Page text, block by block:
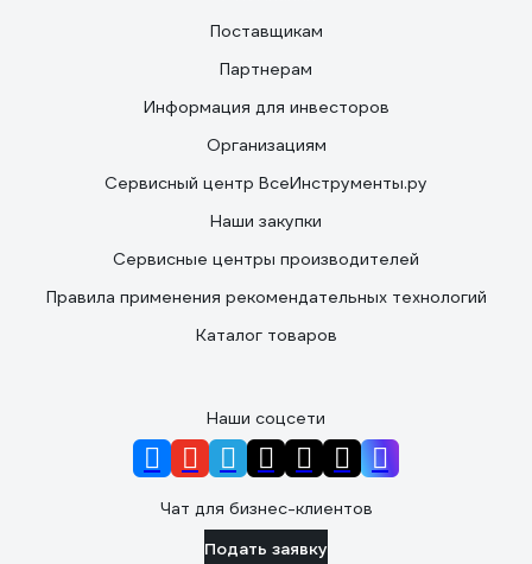
Поставщикам
Партнерам
Информация для инвесторов
Организациям
Сервисный центр ВсеИнструменты.ру
Наши закупки
Сервисные центры производителей
Правила применения рекомендательных технологий
Каталог товаров
Наши соцсети
Чат для бизнес-клиентов
Подать заявку